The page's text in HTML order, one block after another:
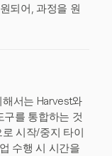
되어, 과정을 원
서는 Harvest와
구를 통합하는 것
시작/중지 타이
수행 시 시간을